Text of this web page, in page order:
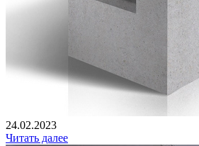
24.02.2023
Читать далее